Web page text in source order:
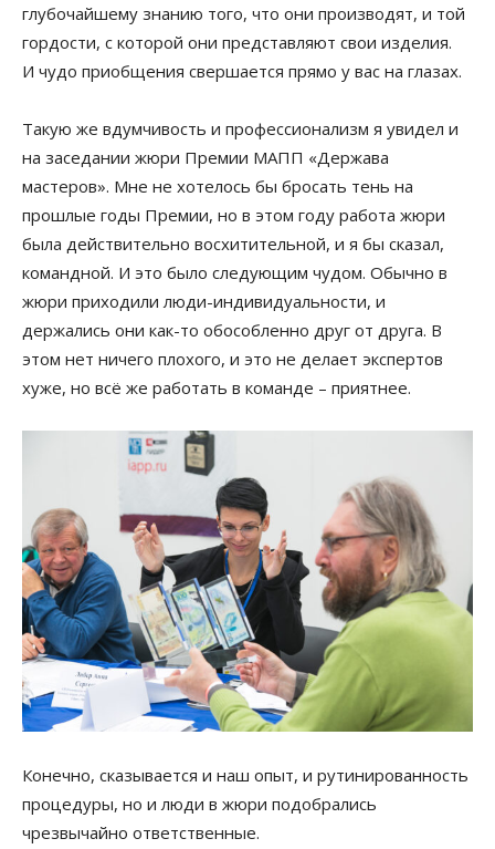
глубочайшему знанию того, что они производят, и той
гордости, с которой они представляют свои изделия.
И чудо приобщения свершается прямо у вас на глазах.
Такую же вдумчивость и профессионализм я увидел и
на заседании жюри Премии МАПП «Держава
мастеров». Мне не хотелось бы бросать тень на
прошлые годы Премии, но в этом году работа жюри
была действительно восхитительной, и я бы сказал,
командной. И это было следующим чудом. Обычно в
жюри приходили люди-индивидуальности, и
держались они как-то обособленно друг от друга. В
этом нет ничего плохого, и это не делает экспертов
хуже, но всё же работать в команде – приятнее.
Конечно, сказывается и наш опыт, и рутинированность
процедуры, но и люди в жюри подобрались
чрезвычайно ответственные.